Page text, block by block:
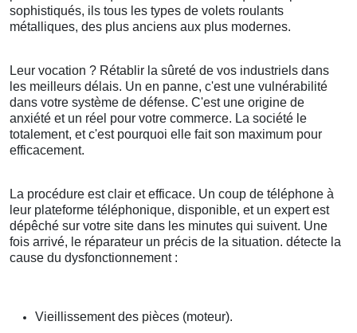
sophistiqués, ils tous les types de volets roulants
métalliques, des plus anciens aux plus modernes.
Leur vocation ? Rétablir la sûreté de vos industriels dans
les meilleurs délais. Un en panne, c'est une vulnérabilité
dans votre système de défense. C'est une origine de
anxiété et un réel pour votre commerce. La société le
totalement, et c'est pourquoi elle fait son maximum pour
efficacement.
La procédure est clair et efficace. Un coup de téléphone à
leur plateforme téléphonique, disponible, et un expert est
dépêché sur votre site dans les minutes qui suivent. Une
fois arrivé, le réparateur un précis de la situation. détecte la
cause du dysfonctionnement :
Vieillissement des pièces (moteur).